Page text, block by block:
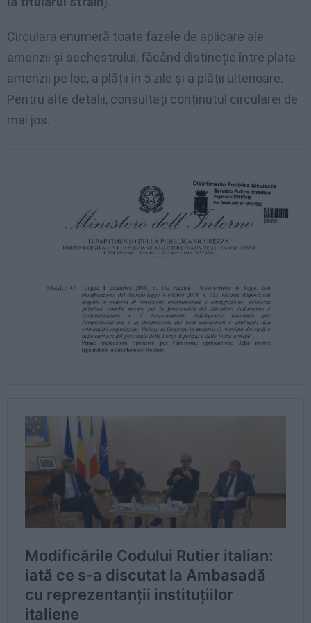
Circulara enumeră toate fazele de aplicare ale
amenzii și sechestrului, făcând distincție între plata
amenzii pe loc, a plății în 5 zile și a plății ulterioare.
Pentru alte detalii, consultați conținutul circularei de
mai jos.